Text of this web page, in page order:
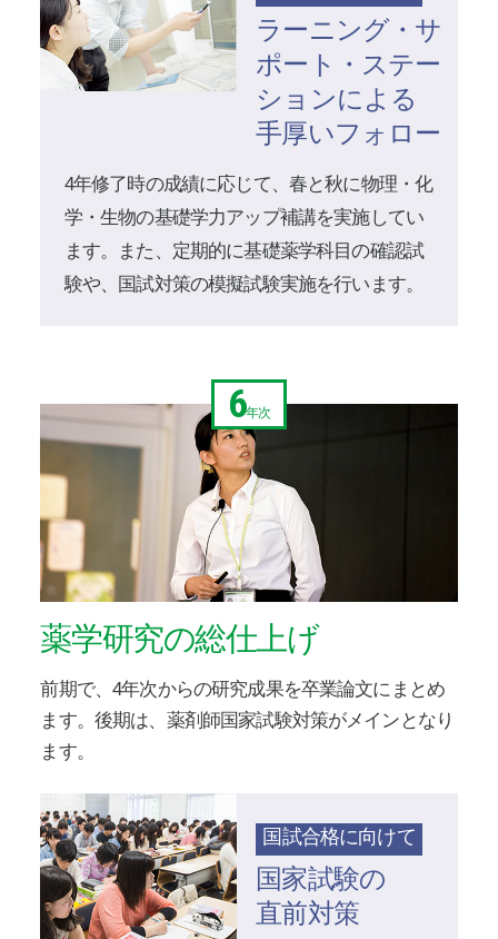
ラーニング・サ
ポート・ステー
ションによる
手厚いフォロー
4年修了時の成績に応じて、春と秋に物理・化
学・生物の基礎学力アップ補講を実施してい
ます。また、定期的に基礎薬学科目の確認試
験や、国試対策の模擬試験実施を行います。
6年次
薬学研究の総仕上げ
前期で、4年次からの研究成果を卒業論文にまとめ
ます。後期は、薬剤師国家試験対策がメインとなり
ます。
国試合格に向けて
国家試験の
直前対策